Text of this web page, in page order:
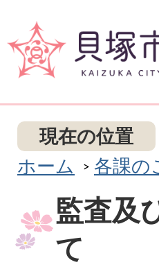
現在の位置
ホーム
各課の
監査及
て